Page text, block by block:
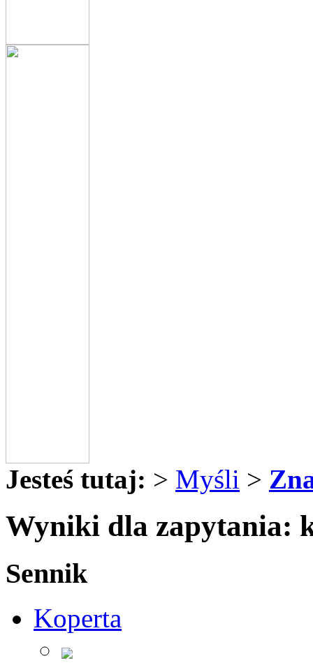
Jesteś tutaj: > Myśli >
Wyniki dla zapytania:
Sennik
Koperta